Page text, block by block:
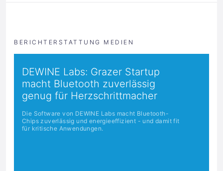
BERICHTERSTATTUNG MEDIEN
DEWINE Labs: Grazer Startup
macht Bluetooth zuverlässig
genug für Herzschrittmacher
Die Software von DEWINE Labs macht Bluetooth-
Chips zuverlässig und energieeffizient - und damit fit
für kritische Anwendungen.